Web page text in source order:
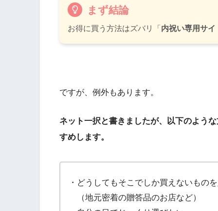
まず結論
お得に買う方法はズバリ「 内祝い専用サ
ですが、例外もあります。
ネット一択と書きましたが、以下のよう
すめします。
・どうしてもそこでしか買えないもの
（地元密着の贈答品のお店など）